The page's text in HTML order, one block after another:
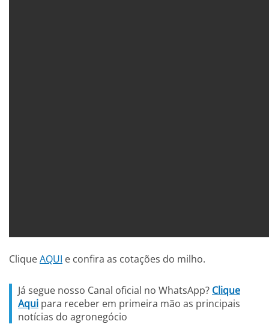
CliqueAQUI e confira as cotações do milho.
Já segue nosso Canal oficial no WhatsApp? Clique
Aqui para receber em primeira mão as principais
notícias do agronegócio